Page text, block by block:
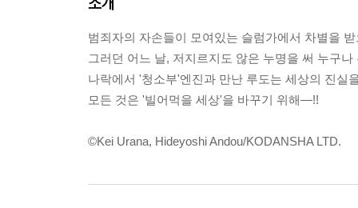
범죄자의 자손들이 모여있는 슬럼가에서 차별을
그러던 어느 날, 저지르지도 않은 누명을 써 누구
나락에서 '청소부'엔진과 만난 루도는 세상의 진실
모든 것은 '빌어먹을 세상'을 바꾸기 위해―!!
©Kei Urana, Hideyoshi Andou/KODANSHA LTD.